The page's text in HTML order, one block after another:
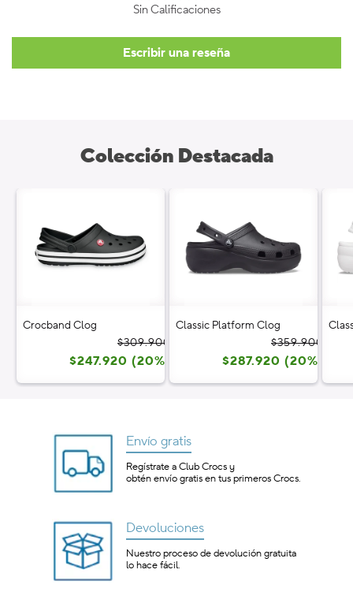
Sin Calificaciones
Escribir una reseña
Colección Destacada
Crocband Clog
$309.900
oferta
$247.920 (20%)
Classic Platform Clog
$359.900
$287.920 (20%)
Envío gratis
Regístrate a Club Crocs y
obtén envío gratis en tus primeros Crocs.
Devoluciones
Nuestro proceso de devolución gratuita
lo hace fácil.